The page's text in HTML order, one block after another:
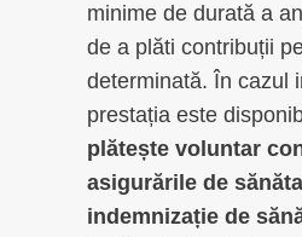
minime de durată a
de a plăti contribuții
determinată. În cazul
prestația este
plătește voluntar
asigurările de
indemnizație de